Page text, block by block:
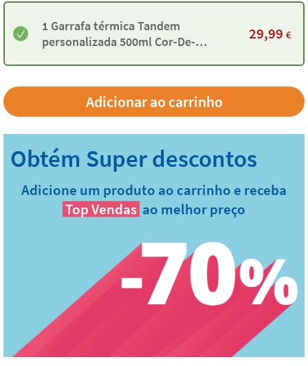
1 Garrafa térmica Tandem
personalizada 500ml Cor-De-
29,99 €
Adicione um produto ao carrinho e receba
Top Vendas ao melhor preço